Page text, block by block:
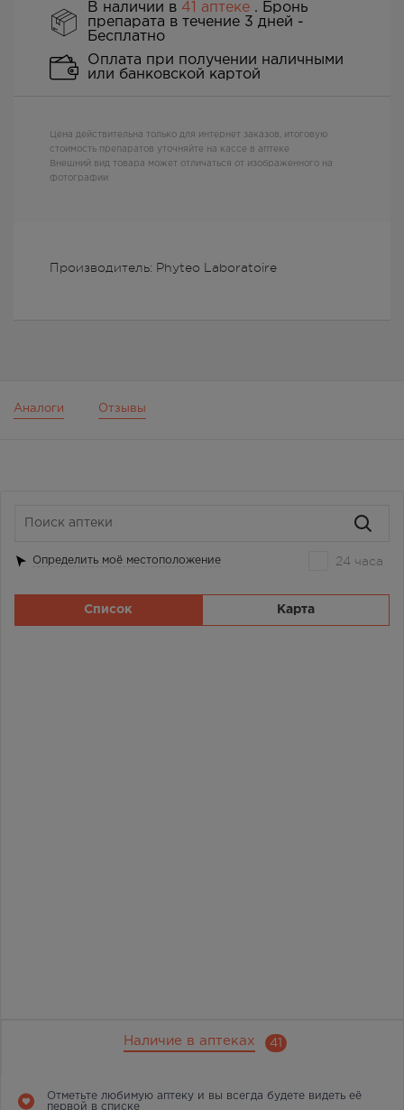
Производитель: Phyteo Laboratoire
В наличии в 41 аптеке . Бронь
препарата в течение 3 дней -
Бесплатно
Оплата при получении наличными
или банковской картой
Цена действительна только для интернет заказов, итоговую
стоимость препаратов уточняйте на кассе в аптеке
Внешний вид товара может отличаться от изображенного на
фотографии
Аналоги Отзывы
Наличие в аптеках 41
Отметьте любимую аптеку и вы всегда будете видеть её
первой в списке
Определить моё местоположение 24 часа
Список Карта